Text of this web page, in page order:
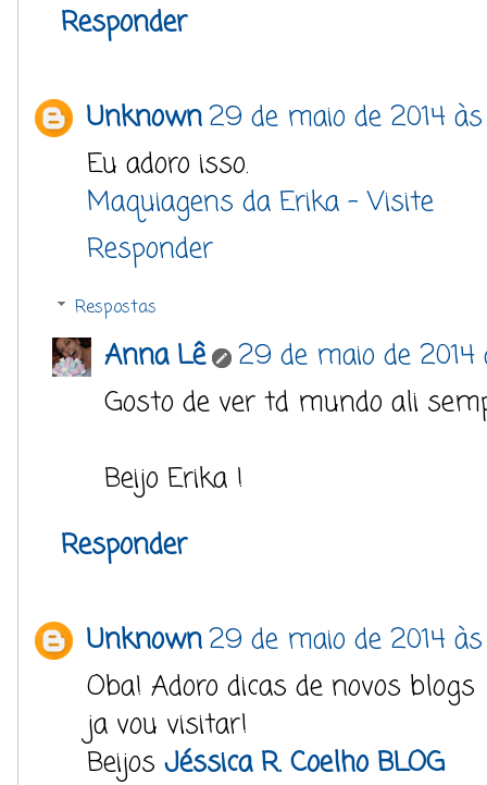
Responder
Unknown29 de maio de 2014
Eu adoro isso.
Maquiagens da Erika - Visite
Responder
Respostas
Anna Lê
29 de maio de 2014
Gosto de ver td mundo ali
Beijo Erika !
Responder
Unknown29 de maio de 2014 às
Oba! Adoro dicas de novos blogs
ja vou visitar!
Beijos Jéssica R. Coelho BLOG